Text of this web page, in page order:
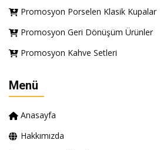
Promosyon Porselen Klasik Kupalar
Promosyon Geri Dönüşüm Ürünler
Promosyon Kahve Setleri
Menü
Anasayfa
Hakkımızda